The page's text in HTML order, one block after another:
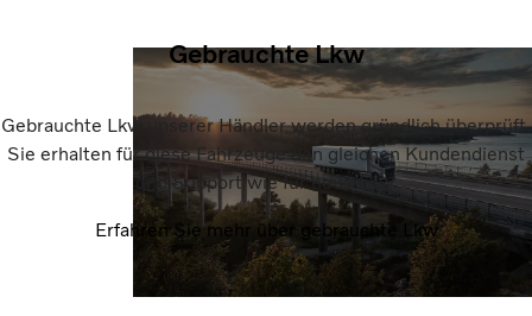
Gebrauchte Lkw
Gebrauchte Lkw unserer Händler werden gründlich überprüft.
Sie erhalten für diese Fahrzeuge den gleichen Kundendienst
und Support wie für neue Lkw.
Erfahren Sie mehr über gebrauchte Lkw